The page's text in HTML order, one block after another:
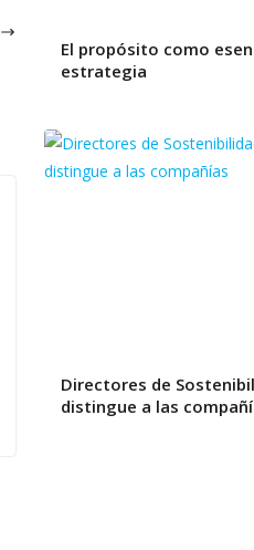
El propósito como
estrategia
Directores de
distingue a las